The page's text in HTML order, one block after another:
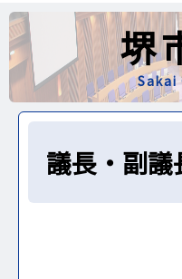
の
先
頭
で
す
堺
Sakai
議長・副